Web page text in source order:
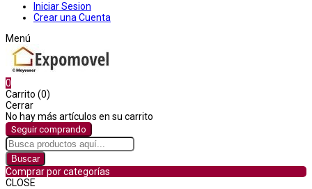
Iniciar Sesion
Crear una Cuenta
Menú
0
Carrito (0)
Cerrar
No hay más artículos en su carrito
Seguir comprando
Buscar
Comprar por categorías
CLOSE